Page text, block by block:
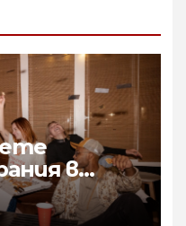
в
система